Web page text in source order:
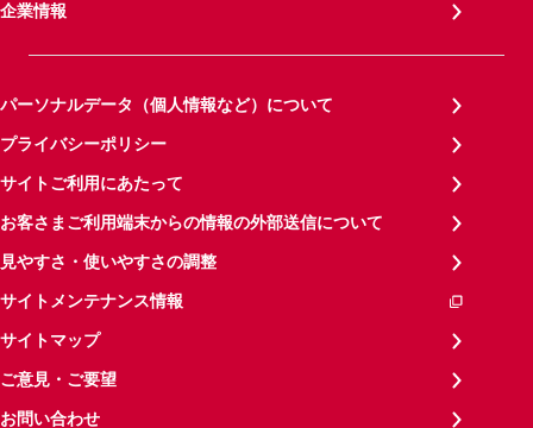
企業情報
パーソナルデータ（個人情報など）について
プライバシーポリシー
サイトご利用にあたって
お客さまご利用端末からの情報の外部送信について
見やすさ・使いやすさの調整
サイトメンテナンス情報
サイトマップ
ご意見・ご要望
お問い合わせ